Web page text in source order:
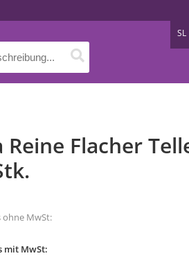
SL
Reine Flacher
ohne MwSt:
mit MwSt: